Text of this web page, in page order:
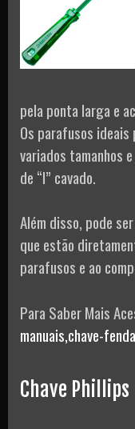
pela ponta larga e
Os parafusos
variados tamanhos
de “I” cavado.
Além disso, pode
que estão
parafusos e ao
Para Saber Mais
manuais,chave-
Chave Phillips